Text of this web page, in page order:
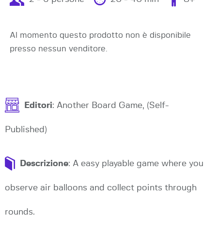
Al momento questo prodotto non è disponibile
presso nessun venditore.
Editori: Another Board Game, (Self-
Published)
Descrizione: A easy playable game where you
observe air balloons and collect points through
rounds.